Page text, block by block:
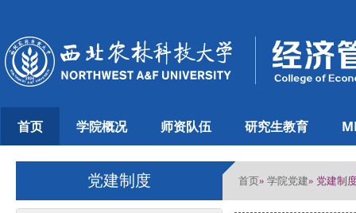
首页 学院概况 师资队伍 研究生教育
党建制度 首页» 学院党建» 党建制